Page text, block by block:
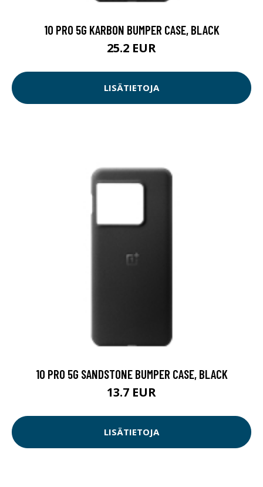
10 PRO 5G KARBON BUMPER CASE, BLACK
25.2 EUR
LISÄTIETOJA
10 PRO 5G SANDSTONE BUMPER CASE, BLACK
13.7 EUR
LISÄTIETOJA